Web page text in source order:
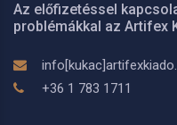
Az előfizetéssel
problémákkal az Artifex
+36 1 783 1711